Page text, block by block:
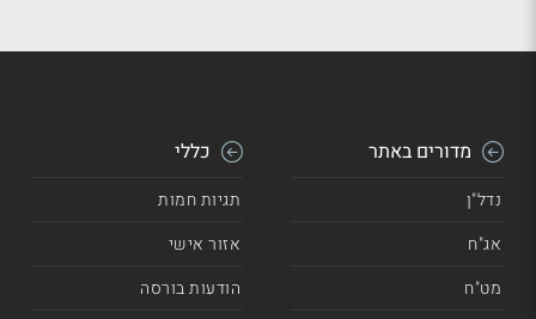
מדורים באתר
נדל"ן
אג"ח
מט"ח
כללי
תגיות חמות
אזור אישי
הודעות בורסה